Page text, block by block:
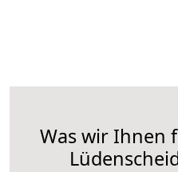
Was wir Ihnen